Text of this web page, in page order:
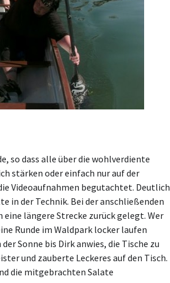
so dass alle über die wohlverdiente
stärken oder einfach nur auf der
Videoaufnahmen begutachtet. Deutlich
in der Technik. Bei der anschließenden
längere Strecke zurück gelegt. Wer
Runde im Waldpark locker laufen
Sonne bis Dirk anwies, die Tische zu
und zauberte Leckeres auf den Tisch.
die mitgebrachten Salate